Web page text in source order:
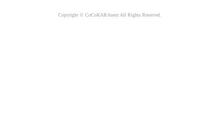
Copyright © CoCoKARAnext All Rights Reserved.